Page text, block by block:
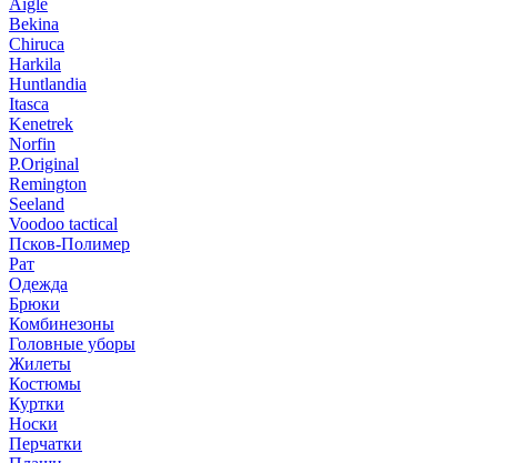
Aigle
Bekina
Chiruсa
Harkila
Huntlandia
Itasca
Kenetrek
Norfin
P.Original
Remington
Seeland
Voodoo tactical
Псков-Полимер
Рат
Одежда
Брюки
Комбинезоны
Головные уборы
Жилеты
Костюмы
Куртки
Носки
Перчатки